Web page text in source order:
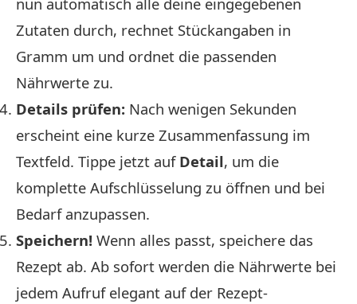
Zutaten durch, rechnet Stückangaben in
Gramm um und ordnet die passenden
Nährwerte zu.
Details prüfen: Nach wenigen Sekunden
erscheint eine kurze Zusammenfassung im
Textfeld. Tippe jetzt auf Detail, um die
komplette Aufschlüsselung zu öffnen und bei
Bedarf anzupassen.
Speichern! Wenn alles passt, speichere das
Rezept ab. Ab sofort werden die Nährwerte bei
jedem Aufruf elegant auf der Rezept-